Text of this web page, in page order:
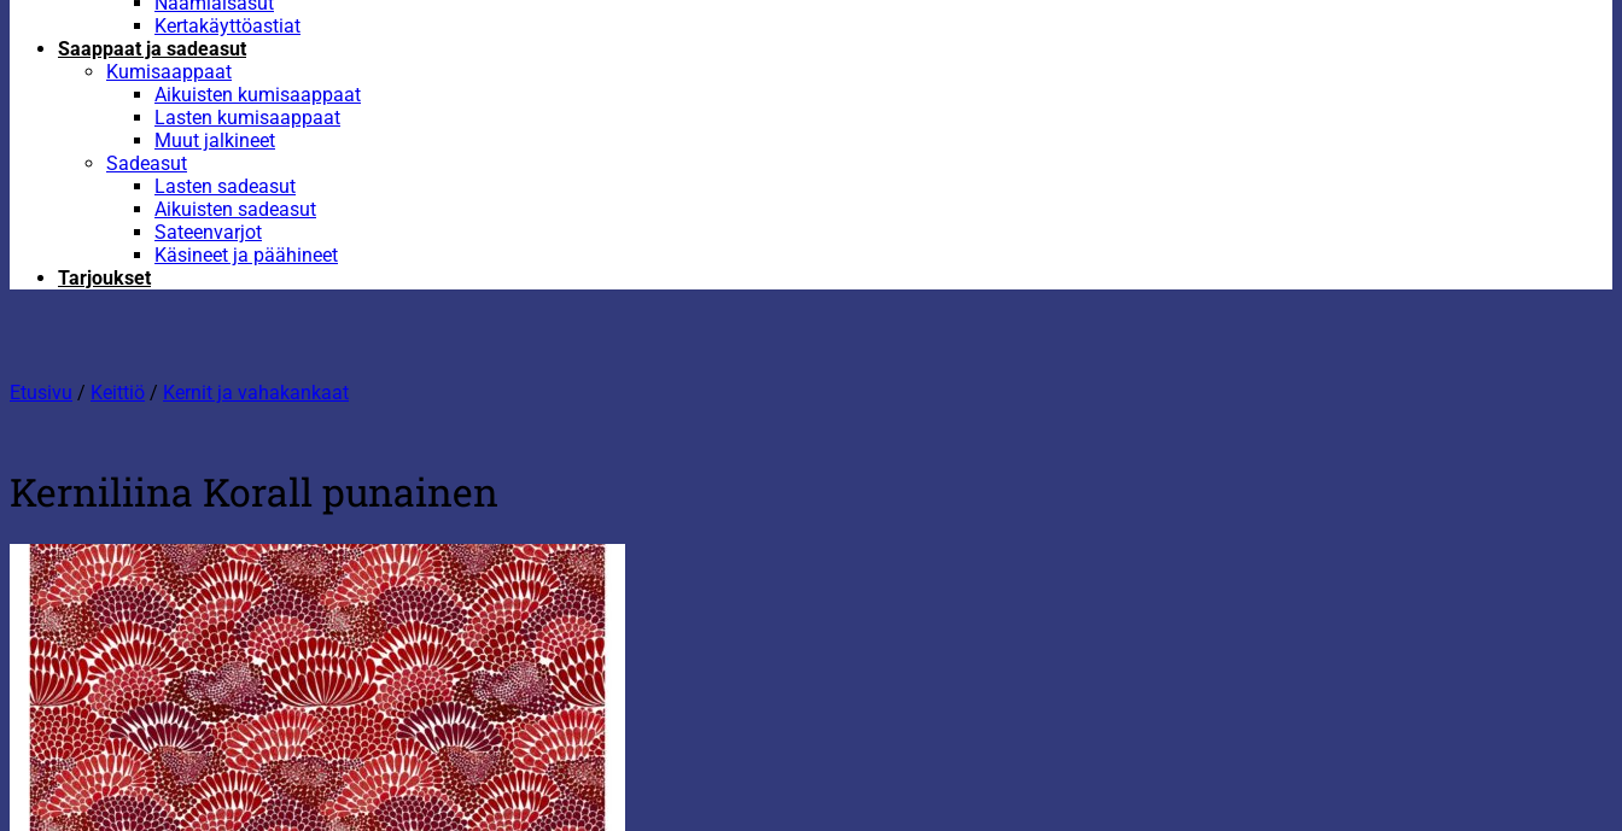
Kertakäyttöastiat
Saappaat ja sadeasut
Kumisaappaat
Aikuisten kumisaappaat
Lasten kumisaappaat
Muut jalkineet
Sadeasut
Lasten sadeasut
Aikuisten sadeasut
Sateenvarjot
Käsineet ja päähineet
Tarjoukset
Etusivu / Keittiö / Kernit ja vahakankaat
Kerniliina Korall punainen